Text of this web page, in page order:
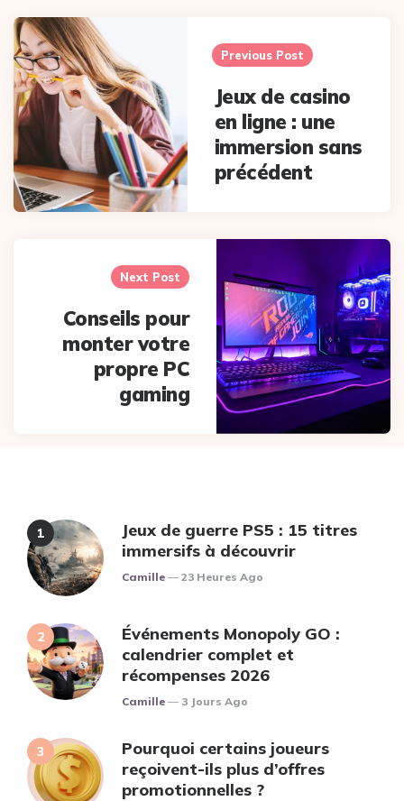
Post
navigation
Previous Post
Jeux de casino
en ligne : une
immersion sans
précédent
Next Post
Conseils pour
monter votre
propre PC
gaming
Jeux de guerre PS5 : 15 titres
immersifs à découvrir
Posted
Camille 23 Heures Ago
Événements Monopoly GO :
calendrier complet et
récompenses 2026
Posted
Camille 3 Jours Ago
Pourquoi certains joueurs
reçoivent-ils plus d’offres
promotionnelles ?